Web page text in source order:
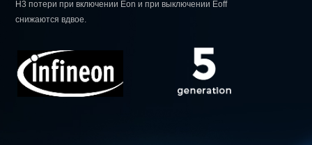
H3 потери при включении Eon и при выключении Eoff
снижаются вдвое.